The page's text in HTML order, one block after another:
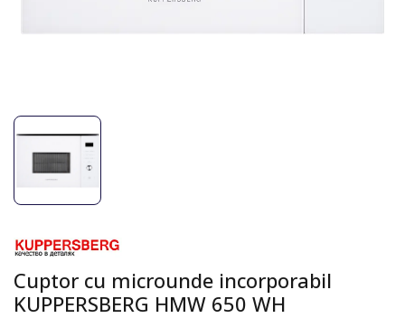
Cuptor cu microunde incorporabil
KUPPERSBERG HMW 650 WH